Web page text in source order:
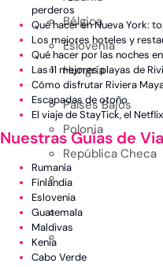
Bélgica
Eslovenia
Hungría
Países Bajos
Polonia
República Checa
perderos
Qué hacer en Nueva York:
Los mejores hoteles y
Qué hacer por las noches
Las 11 mejores playas de
Cómo disfrutar Riviera
Escapadas de otoño
El viaje de StayTick, el
Nuestras Guías de
Rumanía
Finlandia
Eslovenia
Guatemala
Maldivas
Kenia
Cabo Verde